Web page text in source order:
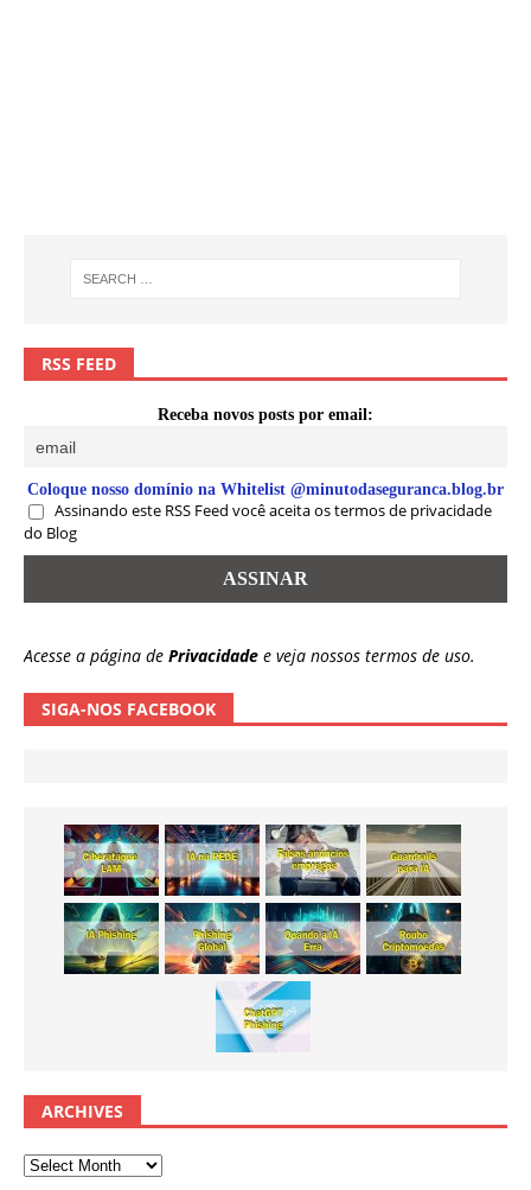
RSS FEED
Receba novos posts por email:
Coloque nosso domínio na Whitelist @minutodaseguranca.blog.br
Assinando este RSS Feed você aceita os termos de privacidade
do Blog
Acesse a página de Privacidade e veja nossos termos de uso.
SIGA-NOS FACEBOOK
ARCHIVES